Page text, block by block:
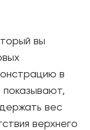
вы
в
показывают,
вес
верхнего